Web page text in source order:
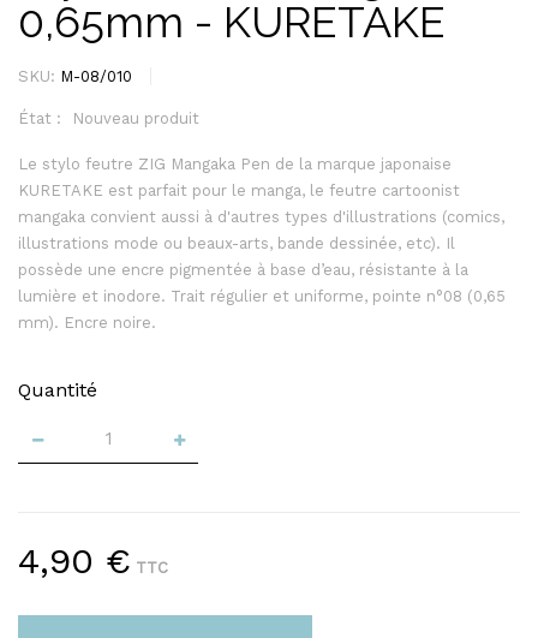
0,65mm - KURETAKE
SKU: M-08/010
État : Nouveau produit
Le stylo feutre ZIG Mangaka Pen de la marque japonaise
KURETAKE est parfait pour le manga, le feutre cartoonist
mangaka convient aussi à d'autres types d'illustrations (comics,
illustrations mode ou beaux-arts, bande dessinée, etc). Il
possède une encre pigmentée à base d’eau, résistante à la
lumière et inodore. Trait régulier et uniforme, pointe n°08 (0,65
mm). Encre noire.
Quantité
4,90 € TTC